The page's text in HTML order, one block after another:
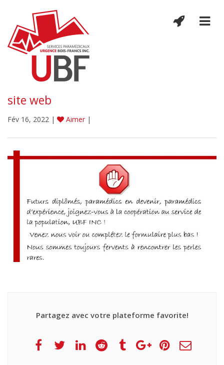
site web
Fév 16, 2022 | Aimer |
Partagez avec votre plateforme favorite!